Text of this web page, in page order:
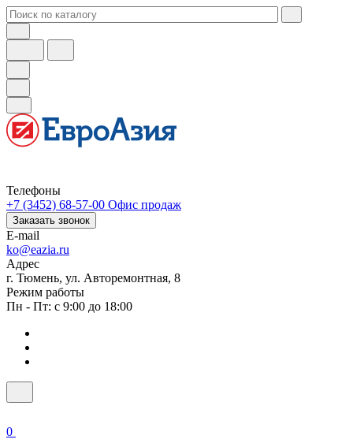
Телефоны
+7 (3452) 68-57-00 Офис продаж
Заказать звонок
E-mail
ko@eazia.ru
Адрес
г. Тюмень, ул. Авторемонтная, 8
Режим работы
Пн - Пт: с 9:00 до 18:00
0